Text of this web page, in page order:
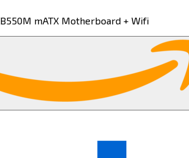
B550M mATX Motherboard + Wifi​​​​‌ ‍ ​‍​‍‌‍ ‌ ​‍‌‍‍‌‌‍‌ ‌‍‍‌‌‍ ‍​‍​‍​ ‍‍​‍​‍‌ ​ ‌‍​‌‌‍ ‍‌‍‍‌‌ ‌​‌ ‍‌​‍ ‍‌‍‍‌‌‍ ​‍​‍​‍ ​​‍​‍‌‍‍​‌ ​‍‌‍‌‌‌‍‌‍​‍​‍​ ‍‍​‍​‍​‍ ‌‍​‌‌‍‌​‌‍ ‌‌‍‍‌‌‍ ‍​‍ ‌‍‍‌‌‍ ‍‌ ‌​‌‍‌‌‌‍ ‍‌ ‌​​‍ ‌‍‌‌‌‍‌​‌‍‍‌‌ ‌​​‍ ‌‍ ‌‌‍ ‌‍‌​‌‍‌‌​ ‌‌ ​​‌ ​‍‌‍‌‌‌ ​ ‌‍‌‌‌‍ ‍‌ ‌​‌‍​‌‌ ‌​‌‍‍‌‌‍ ‌‍ ‍​ ‍ ‌‍‍‌‌‍‌​​ ‌​ ​‌​ ‌ ​ ‌​‌‍‌‌‌‍​‍​ ​​‌‍‌​‌‍‌‍​‍ ‌​ ​‌​ ‌‌​ ​‌‌‍‌‌​‍ ‌​ ‌​​ ‍‌​ ‌ ​ ‌‌​‍ ‌‌‍​‌​ ‍​​ ‍‌​ ‍​​‍ ‌​ ​ ​ ‍‌‌‍‌‍‌‍​‌​ ‌​‌‍​‍​ ‌ ​ ‍​​ ‌‍​ ​​‌‍​ ​ ‌‌​ ‍ ‌ ‌​‌ ‍‌‌ ​​‌‍‌‌​ ‌‌‍ ‌‌‍ ‌ ‌​‌‍‍​‌‍‌‌‌ ​‍‌‍​‍‌‍ ‌‍​‌‌ ​‍‌‍‌​​ ‍ ‌ ​​‌‍​‌‌ ‌​‌‍‍​​ ‌‌‍ ‍‌‍​‌‌‍ ‌‌‍‌‌​ ‌‍​‍‌‍​‌‌ ​ ‌‍‌‌‌‌‌‌‌ ​‍‌‍ ​​ ‌​‍‌‌​ ​‍‌​‌‍‌‍​‌‌‍‌​‌‍ ‌‌‍‍‌‌‍ ‍​‍‌‍‌‍‍‌‌‍‌​​ ‌​ ​‌​ ‌ ​ ‌​‌‍‌‌‌‍​‍​ ​​‌‍‌​‌‍‌‍​‍ ‌​ ​‌​ ‌‌​ ​‌‌‍‌‌​‍ ‌​ ‌​​ ‍‌​ ‌ ​ ‌‌​‍ ‌‌‍​‌​ ‍​​ ‍‌​ ‍​​‍ ‌​ ​ ​ ‍‌‌‍‌‍‌‍​‌​ ‌​‌‍​‍​ ‌ ​ ‍​​ ‌‍​ ​​‌‍​ ​ ‌‌​‍‌‍‌ ‌​‌ ‍‌‌ ​​‌‍‌‌​ ‌‌‍ ‌‌‍ ‌ ‌​‌‍‍​‌‍‌‌‌ ​‍‌‍​‍‌‍ ‌‍​‌‌ ​‍‌‍‌​​‍‌‍‌ ​​‌‍​‌‌ ‌​‌‍‍​​ ‌‌‍ ‍‌‍​‌‌‍ ‌‌‍‌‌​‍‌‍‌ ​​‌‍‌‌‌ ​‍‌ ​ ‌ ​​‌‍‌‌‌‍​ ‌ ‌​‌‍‍‌‌ ‌‍‌‍‌‌​ ‌‌ ​​‌ ‌‌‌‍​‍‌‍ ​‌‍‍‌‌ ​ ‌‍‍​‌‍‌‌‌‍‌​​‍​‍‌ ‌